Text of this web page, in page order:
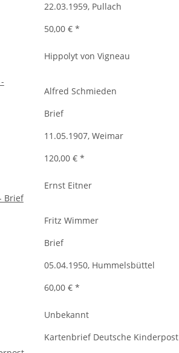
22.03.1959, Pullach
50,00 €*
Hippolyt von Vigneau
Alfred Schmieden
Brief
11.05.1907, Weimar
120,00 €*
Ernst Eitner
Fritz Wimmer
Brief
05.04.1950, Hummelsbüttel
60,00 €*
Unbekannt
Kartenbrief Deutsche Kinderpost